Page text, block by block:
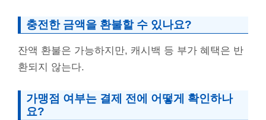
충전한 금액을 환불할 수 있나요?
잔액 환불은 가능하지만, 캐시백 등 부가 혜택은 반
환되지 않는다.
가맹점 여부는 결제 전에 어떻게 확인하나
요?